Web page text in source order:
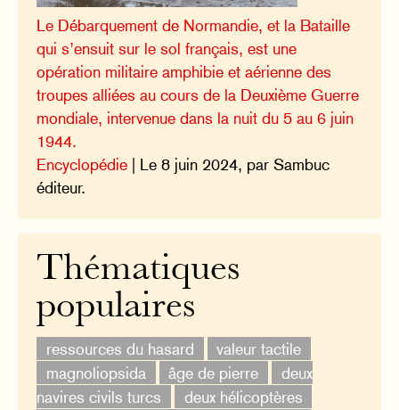
Le Débarquement de Normandie, et la Bataille
qui s’ensuit sur le sol français, est une
opération militaire amphibie et aérienne des
troupes alliées au cours de la Deuxième Guerre
mondiale, intervenue dans la nuit du 5 au 6 juin
1944.
Encyclopédie | Le 8 juin 2024, par Sambuc
éditeur.
Thématiques
populaires
ressources du hasard
valeur tactile
magnoliopsida
âge de pierre
deux
navires civils turcs
deux hélicoptères